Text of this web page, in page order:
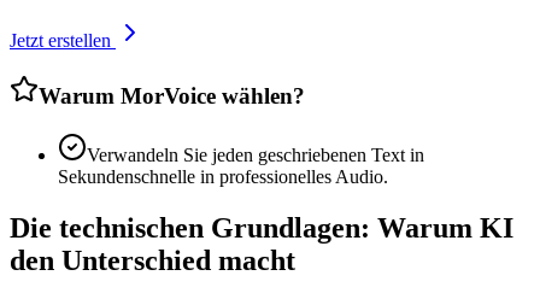
Jetzt erstellen
Warum MorVoice wählen?
Verwandeln Sie jeden geschriebenen Text in
Sekundenschnelle in professionelles Audio.
Die technischen Grundlagen: Warum KI
den Unterschied macht